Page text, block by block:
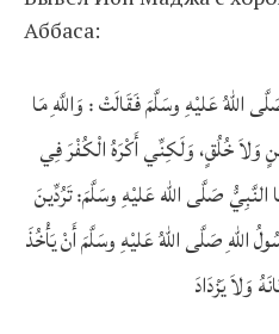
Аббаса:
اللهُ عَليْهِ وسَلَّمَ فَقَالَتْ : وَاللَّهِ مَا
خُلُقٍ، وَلَكِنِّي أَكْرَهُ الْكُفْرَ فِي
النَّبِيُّ صَلَّى الله عَليْهِ وسَلَّمَ: تَرُدِّينَ
اللهِ صَلَّى اللهُ عَليْهِ وسَلَّمَ أَنْ يَأْخُذَ
وَلاَ يَزْدَادَ